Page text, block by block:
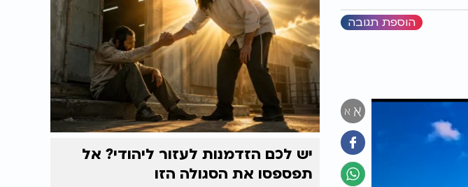
הוספת תגובה
א א
יש לכם הזדמנות לעזור ליהודי? אל
תפספסו את הסגולה הזו